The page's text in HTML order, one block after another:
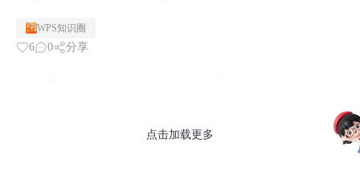
WPS知识圈
6 0 分享
点击加载更多